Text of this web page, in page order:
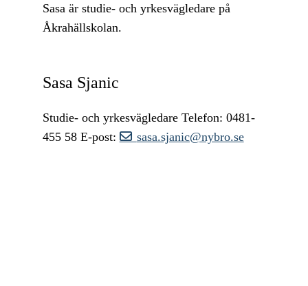
Sasa är studie- och yrkesvägledare på
Åkrahällskolan.
Sasa Sjanic
Studie- och yrkesvägledare Telefon: 0481-
455 58 E-post: sasa.sjanic@nybro.se